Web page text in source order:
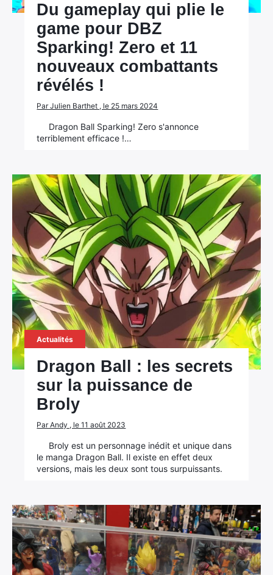
Du gameplay qui plie le
game pour DBZ
Sparking! Zero et 11
nouveaux combattants
révélés !
Par Julien Barthet , le 25 mars 2024
Dragon Ball Sparking! Zero s'annonce
terriblement efficace !…
Actualités
Dragon Ball : les secrets
sur la puissance de
Broly
Par Andy , le 11 août 2023
Broly est un personnage inédit et unique dans
le manga Dragon Ball. Il existe en effet deux
versions, mais les deux sont tous surpuissants.